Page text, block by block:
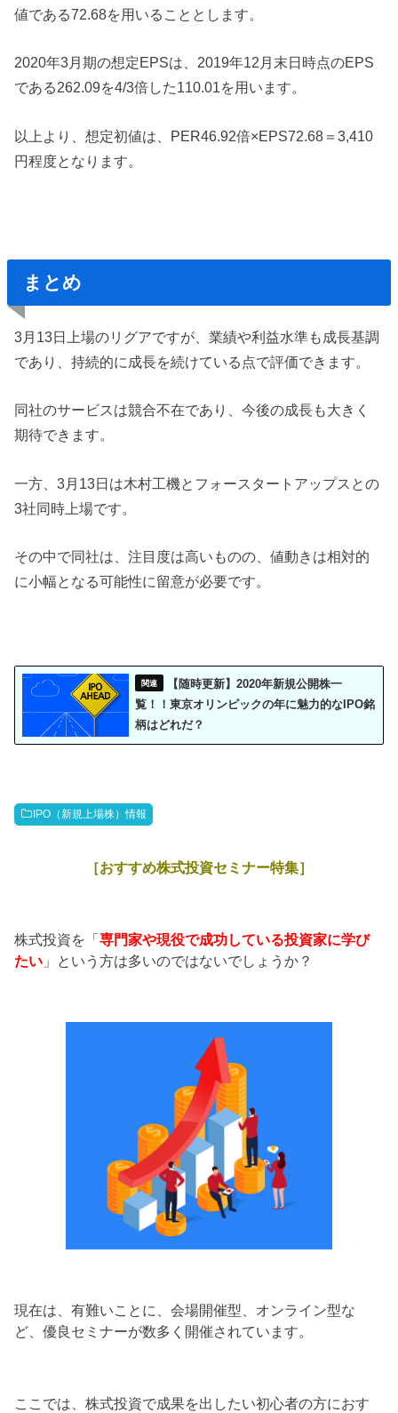
値である72.68を用いることとします。
2020年3月期の想定EPSは、2019年12月末日時点のEPS
である262.09を4/3倍した110.01を用います。
以上より、想定初値は、PER46.92倍×EPS72.68＝3,410
円程度となります。
まとめ
3月13日上場のリグアですが、業績や利益水準も成長基調
であり、持続的に成長を続けている点で評価できます。
同社のサービスは競合不在であり、今後の成長も大きく
期待できます。
一方、3月13日は木村工機とフォースタートアップスとの
3社同時上場です。
その中で同社は、注目度は高いものの、値動きは相対的
に小幅となる可能性に留意が必要です。
【随時更新】2020年新規公開株一
覧！！東京オリンピックの年に魅力的なIPO銘
柄はどれだ？
IPO（新規上場株）情報
［おすすめ株式投資セミナー特集］
株式投資を「専門家や現役で成功している投資家に学び
たい 」という方は多いのではないでしょうか？
現在は、有難いことに、会場開催型、オンライン型な
ど、優良セミナーが数多く開催されています。
ここでは、株式投資で成果を出したい初心者の方におす